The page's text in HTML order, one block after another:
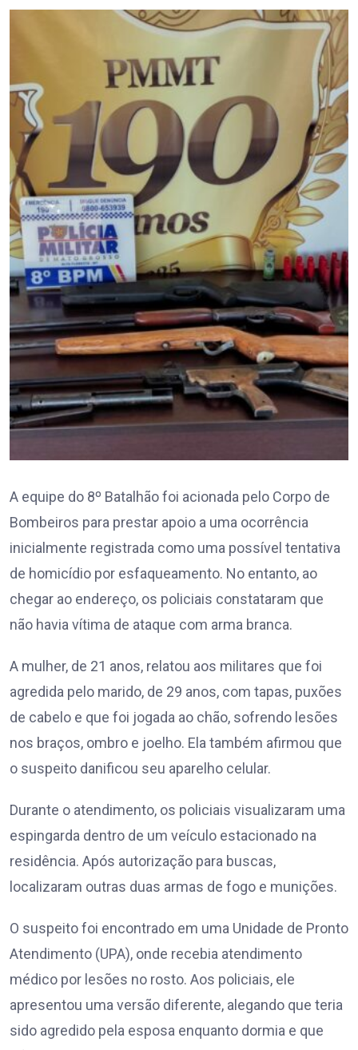
A equipe do 8º Batalhão foi acionada pelo Corpo de
Bombeiros para prestar apoio a uma ocorrência
inicialmente registrada como uma possível tentativa
de homicídio por esfaqueamento. No entanto, ao
chegar ao endereço, os policiais constataram que
não havia vítima de ataque com arma branca.
A mulher, de 21 anos, relatou aos militares que foi
agredida pelo marido, de 29 anos, com tapas, puxões
de cabelo e que foi jogada ao chão, sofrendo lesões
nos braços, ombro e joelho. Ela também afirmou que
o suspeito danificou seu aparelho celular.
Durante o atendimento, os policiais visualizaram uma
espingarda dentro de um veículo estacionado na
residência. Após autorização para buscas,
localizaram outras duas armas de fogo e munições.
O suspeito foi encontrado em uma Unidade de Pronto
Atendimento (UPA), onde recebia atendimento
médico por lesões no rosto. Aos policiais, ele
apresentou uma versão diferente, alegando que teria
sido agredido pela esposa enquanto dormia e que